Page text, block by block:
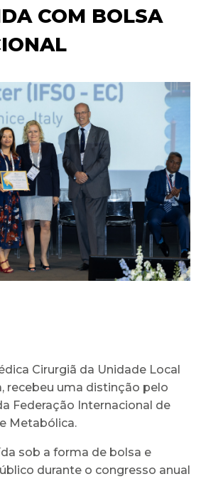
COM BOLSA
Cirurgiã da Unidade Local
recebeu uma distinção pelo
Federação Internacional de
Metabólica.
sob a forma de bolsa e
durante o congresso anual